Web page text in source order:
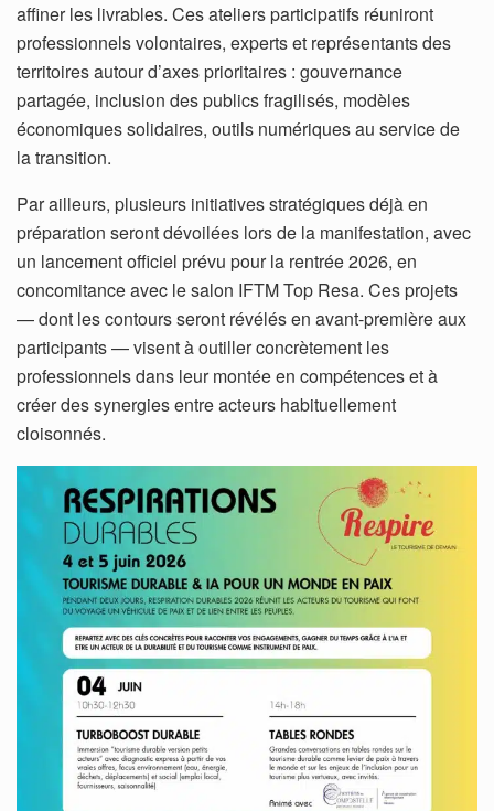
affiner les livrables. Ces ateliers participatifs réuniront
professionnels volontaires, experts et représentants des
territoires autour d’axes prioritaires : gouvernance
partagée, inclusion des publics fragilisés, modèles
économiques solidaires, outils numériques au service de
la transition.
Par ailleurs, plusieurs initiatives stratégiques déjà en
préparation seront dévoilées lors de la manifestation, avec
un lancement officiel prévu pour la rentrée 2026, en
concomitance avec le salon IFTM Top Resa. Ces projets
— dont les contours seront révélés en avant-première aux
participants — visent à outiller concrètement les
professionnels dans leur montée en compétences et à
créer des synergies entre acteurs habituellement
cloisonnés.